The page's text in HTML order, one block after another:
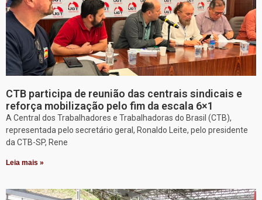
CTB participa de reunião das centrais sindicais e
reforça mobilização pelo fim da escala 6×1
A Central dos Trabalhadores e Trabalhadoras do Brasil (CTB),
representada pelo secretário geral, Ronaldo Leite, pelo presidente
da CTB-SP, Rene
Leia mais »